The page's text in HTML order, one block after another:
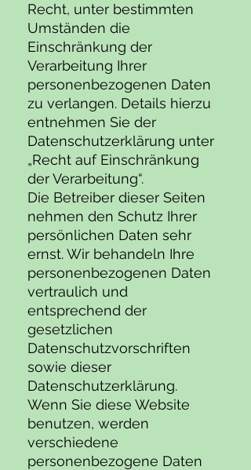
Recht, unter bestimmten
Umständen die
Einschränkung der
Verarbeitung Ihrer
personenbezogenen Daten
zu verlangen. Details hierzu
entnehmen Sie der
Datenschutzerklärung unter
„Recht auf Einschränkung
der Verarbeitung“.
Die Betreiber dieser Seiten
nehmen den Schutz Ihrer
persönlichen Daten sehr
ernst. Wir behandeln Ihre
personenbezogenen Daten
vertraulich und
entsprechend der
gesetzlichen
Datenschutzvorschriften
sowie dieser
Datenschutzerklärung.
Wenn Sie diese Website
benutzen, werden
verschiedene
personenbezogene Daten